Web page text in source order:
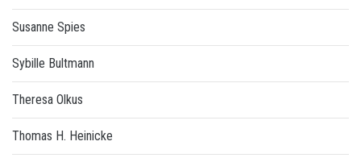
Susanne Spies
Sybille Bultmann
Theresa Olkus
Thomas H. Heinicke